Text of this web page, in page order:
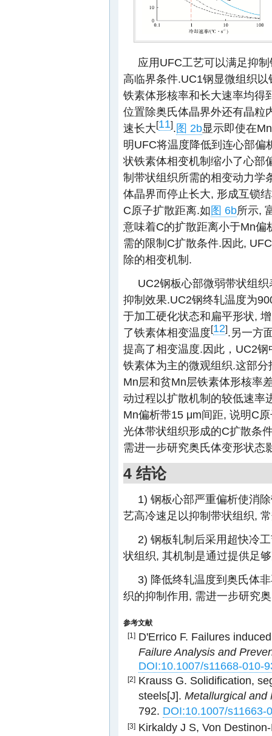
应用UFC工艺可以满足抑
高临界条件.UC1钢显微组织
铁素体形核率和长大速率均得
位置除奥氏体晶界外还有晶粒
速长大[11].图 2b显示即使在
明UFC将温度降低到连心部偏
状铁素体相变机制缩小了心部
制带状组织所需的相变动力学
体晶界而停止长大, 形成互锁
C原子扩散距离.如图 6b所示,
意味着C的扩散距离小于Mn
需的限制C扩散条件.因此,
除的相变机制.
UC2钢板心部微弱带状组
抑制效果.UC2钢终轧温度为
于加工硬化状态和扁平形状,
了铁素体相变温度[12].另一方
提高了相变温度.因此，UC2
铁素体为主的微观组织.这部
Mn层和贫Mn层铁素体形核率
动过程以扩散机制的较低速率
Mn偏析带15 μm间距, 说明C
光体带状组织形成的C扩散条
需进一步研究奥氏体变形状态
4 结论
1) 钢板心部严重偏析使消
艺高冷速足以抑制带状组织,
2) 钢板轧制后采用超快冷
状组织, 其机制是通过提供足
3) 降低终轧温度到奥氏体
织的抑制作用, 需进一步研究
参考文献
[1] D'Errico F. Failures
Failure Analysis and
DOI:10.1007/s11668-010-
[2] Krauss G. Solidification,
steels[J]. Metallurgical and
792. DOI:10.1007/s11663-
[3] Kirkaldy J S, Von